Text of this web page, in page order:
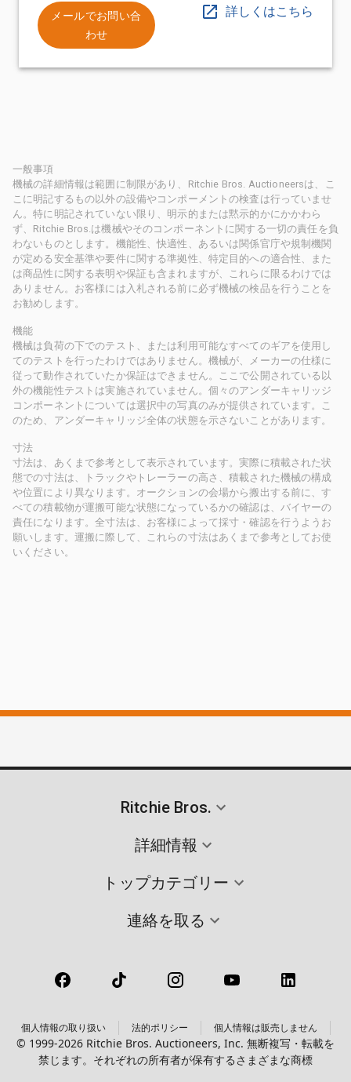
メールでお問い合
わせ
詳しくはこちら
一般事項
機械の詳細情報は範囲に制限があり、Ritchie Bros. Auctioneersは、こ
こに明記するもの以外の設備やコンポーメントの検査は行っていませ
ん。特に明記されていない限り、明示的または黙示的かにかかわら
ず、Ritchie Bros.は機械やそのコンポーネントに関する一切の責任を負
わないものとします。機能性、快適性、あるいは関係官庁や規制機関
が定める安全基準や要件に関する準拠性、特定目的への適合性、また
は商品性に関する表明や保証も含まれますが、これらに限るわけでは
ありません。お客様には入札される前に必ず機械の検品を行うことを
お勧めします。
機能
機械は負荷の下でのテスト、または利用可能なすべてのギアを使用し
てのテストを行ったわけではありません。機械が、メーカーの仕様に
従って動作されていたか保証はできません。ここで公開されている以
外の機能性テストは実施されていません。個々のアンダーキャリッジ
コンポーネントについては選択中の写真のみが提供されています。こ
のため、アンダーキャリッジ全体の状態を示さないことがあります。
寸法
寸法は、あくまで参考として表示されています。実際に積載された状
態での寸法は、トラックやトレーラーの高さ、積載された機械の構成
や位置により異なります。オークションの会場から搬出する前に、す
べての積載物が運搬可能な状態になっているかの確認は、バイヤーの
責任になります。全寸法は、お客様によって採寸・確認を行うようお
願いします。運搬に際して、これらの寸法はあくまで参考としてお使
いください。
Ritchie Bros.
詳細情報
トップカテゴリー
連絡を取る
個人情報の取り扱い 法的ポリシー 個人情報は販売しません
© 1999-2026 Ritchie Bros. Auctioneers, Inc. 無断複写・転載を
禁じます。それぞれの所有者が保有するさまざまな商標